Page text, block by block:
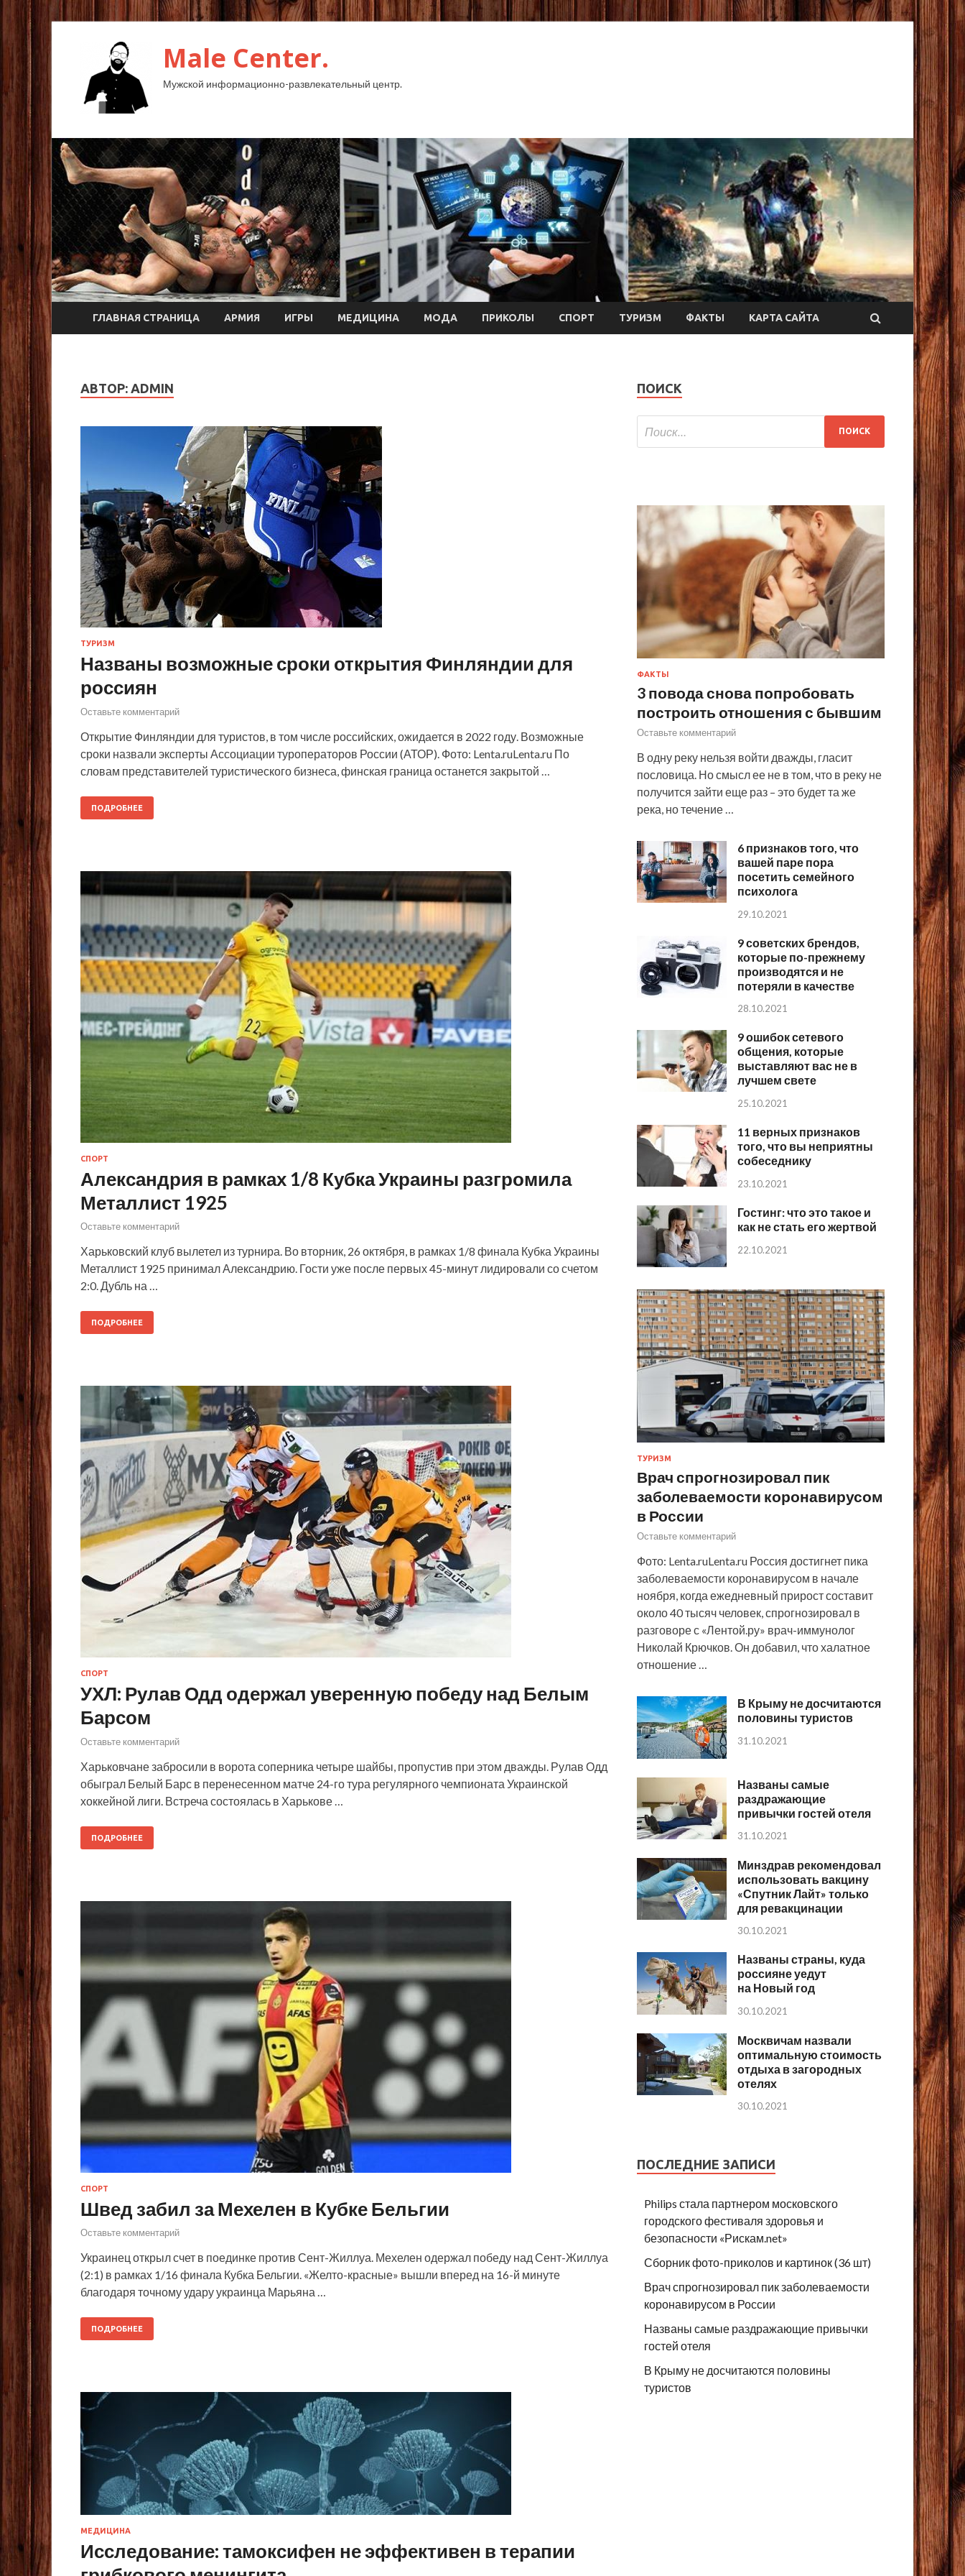
Male Center.
Мужской информационно-развлекательный центр.
ГЛАВНАЯ СТРАНИЦА АРМИЯ ИГРЫ МЕДИЦИНА МОДА ПРИКОЛЫ СПОРТ ТУРИЗМ ФАКТЫ КАРТА САЙТА
АВТОР: ADMIN
ТУРИЗМ
Названы возможные сроки открытия Финляндии для
россиян
Оставьте комментарий
Открытие Финляндии для туристов, в том числе российских, ожидается в 2022 году. Возможные
сроки назвали эксперты Ассоциации туроператоров России (АТОР). Фото: Lenta.ruLenta.ru По
словам представителей туристического бизнеса, финская граница останется закрытой …
ПОДРОБНЕЕ
СПОРТ
Александрия в рамках 1/8 Кубка Украины разгромила
Металлист 1925
Оставьте комментарий
Харьковский клуб вылетел из турнира. Во вторник, 26 октября, в рамках 1/8 финала Кубка Украины
Металлист 1925 принимал Александрию. Гости уже после первых 45-минут лидировали со счетом
2:0. Дубль на …
ПОДРОБНЕЕ
СПОРТ
УХЛ: Рулав Одд одержал уверенную победу над Белым
Барсом
Оставьте комментарий
Харьковчане забросили в ворота соперника четыре шайбы, пропустив при этом дважды. Рулав Одд
обыграл Белый Барс в перенесенном матче 24-го тура регулярного чемпионата Украинской
хоккейной лиги. Встреча состоялась в Харькове …
ПОДРОБНЕЕ
СПОРТ
Швед забил за Мехелен в Кубке Бельгии
Оставьте комментарий
Украинец открыл счет в поединке против Сент-Жиллуа. Мехелен одержал победу над Сент-Жиллуа
(2:1) в рамках 1/16 финала Кубка Бельгии. «Желто-красные» вышли вперед на 16-й минуте
благодаря точному удару украинца Марьяна …
ПОДРОБНЕЕ
МЕДИЦИНА
Исследование: тамоксифен не эффективен в терапии
ПОИСК
ФАКТЫ
3 повода снова попробовать
построить отношения с бывшим
Оставьте комментарий
В одну реку нельзя войти дважды, гласит
пословица. Но смысл ее не в том, что в реку не
получится зайти еще раз – это будет та же
река, но течение …
6 признаков того, что
вашей паре пора
посетить семейного
психолога
29.10.2021
9 советских брендов,
которые по-прежнему
производятся и не
потеряли в качестве
28.10.2021
9 ошибок сетевого
общения, которые
выставляют вас не в
лучшем свете
25.10.2021
11 верных признаков
того, что вы неприятны
собеседнику
23.10.2021
Гостинг: что это такое и
как не стать его жертвой
22.10.2021
ТУРИЗМ
Врач спрогнозировал пик
заболеваемости коронавирусом
в России
Оставьте комментарий
Фото: Lenta.ruLenta.ru Россия достигнет пика
заболеваемости коронавирусом в начале
ноября, когда ежедневный прирост составит
около 40 тысяч человек, спрогнозировал в
разговоре с «Лентой.ру» врач-иммунолог
Николай Крючков. Он добавил, что халатное
отношение …
В Крыму не досчитаются
половины туристов
31.10.2021
Названы самые
раздражающие
привычки гостей отеля
31.10.2021
Минздрав рекомендовал
использовать вакцину
«Спутник Лайт» только
для ревакцинации
30.10.2021
Названы страны, куда
россияне уедут
на Новый год
30.10.2021
Москвичам назвали
оптимальную стоимость
отдыха в загородных
отелях
30.10.2021
ПОСЛЕДНИЕ ЗАПИСИ
Philips стала партнером московского
городского фестиваля здоровья и
безопасности «Рискам.net»
Сборник фото-приколов и картинок (36 шт)
Врач спрогнозировал пик заболеваемости
коронавирусом в России
Названы самые раздражающие привычки
гостей отеля
В Крыму не досчитаются половины
туристов